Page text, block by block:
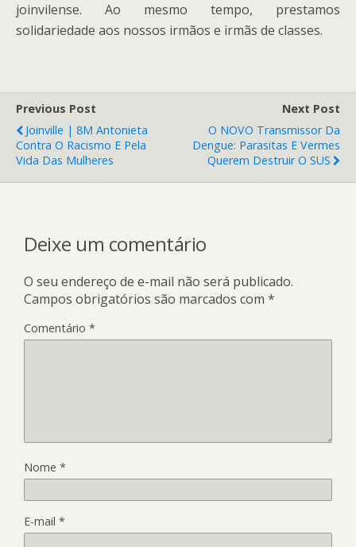
joinvilense. Ao mesmo tempo, prestamos
solidariedade aos nossos irmãos e irmãs de classes.
Previous Post
Joinville | 8M Antonieta
Contra O Racismo E Pela
Vida Das Mulheres
Next Post
O NOVO Transmissor Da
Dengue: Parasitas E Vermes
Querem Destruir O SUS
Deixe um comentário
O seu endereço de e-mail não será publicado.
Campos obrigatórios são marcados com *
Comentário *
Nome *
E-mail *